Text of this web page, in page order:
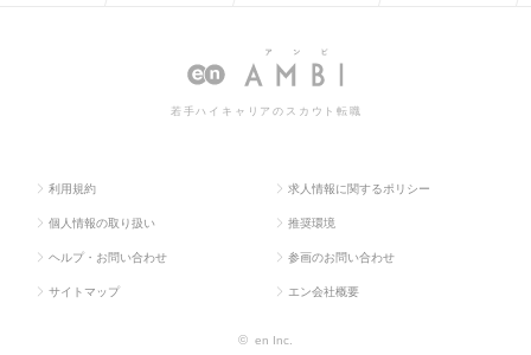
若手ハイキャリアのスカウト転職
利用規約 求人情報に関するポリシー
個人情報の取り扱い 推奨環境
ヘルプ・お問い合わせ 参画のお問い合わせ
サイトマップ エン会社概要
© en Inc.